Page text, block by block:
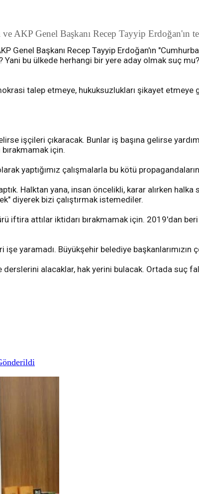
AKP Genel Başkanı Recep Tayyip Erdoğan'ın
Genel Başkanı Recep Tayyip Erdoğan'ın
bu ülkede herhangi bir yere aday olmak suç
talep etmeye, hukuksuzlukları şikayet
işçileri çıkaracak. Bunlar iş başına gelirse
için.
yaptığımız çalışmalarla bu kötü
Halktan yana, insan öncelikli, karar alırken halka
diyerek bizi çalıştırmak istemediler.
iftira attılar iktidarı bırakmamak için. 2019'dan
yaramadı. Büyükşehir belediye
derslerini alacaklar, hak yerini bulacak. Ortada suç